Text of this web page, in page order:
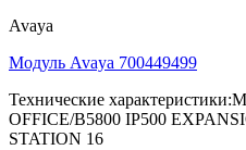
Avaya
Модуль Avaya 700449499
Технические
OFFICE/B5800 IP500
STATION 16